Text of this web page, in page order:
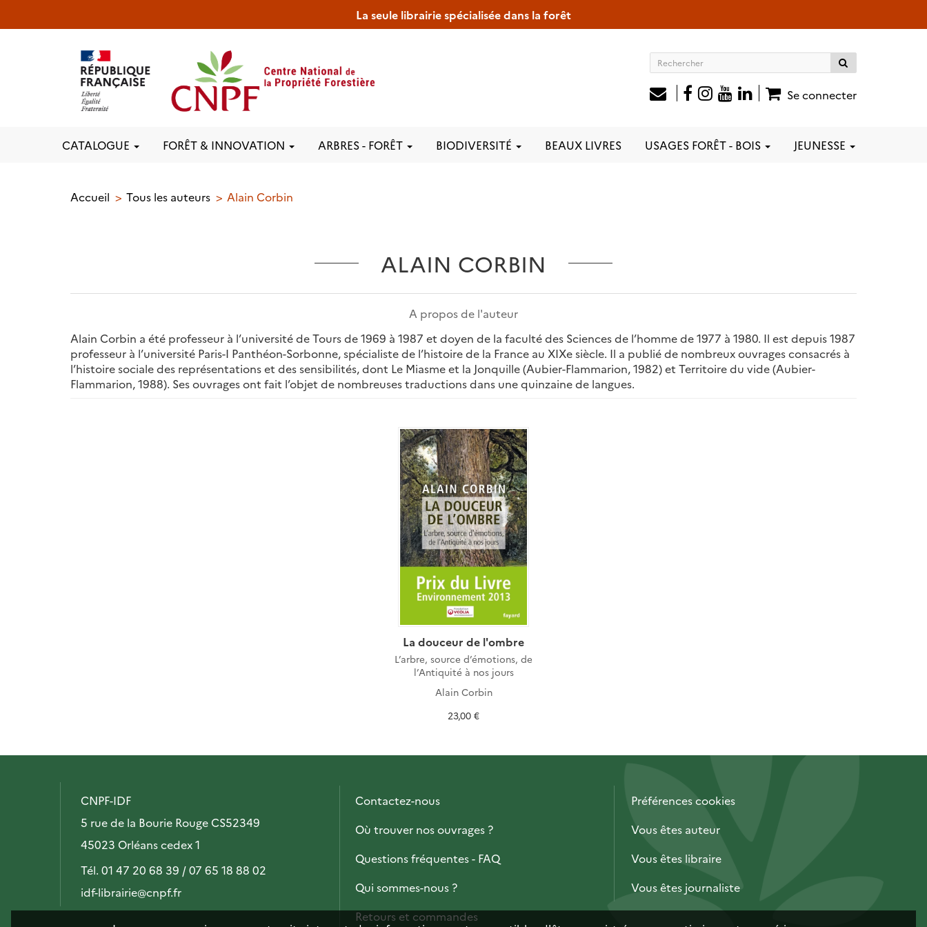
La seule librairie spécialisée dans la forêt
Rechercher
site
Se connecter
CATALOGUE FORÊT & INNOVATION ARBRES - FORÊT BIODIVERSITÉ BEAUX LIVRES USAGES FORÊT - BOIS JEUNESSE
Accueil Tous les auteurs Alain Corbin
ALAIN CORBIN
A propos de l'auteur
Alain Corbin a été professeur à l’université de Tours de 1969 à 1987 et doyen de la faculté des Sciences de l’homme de 1977 à 1980. Il est depuis 1987
professeur à l’université Paris-I Panthéon-Sorbonne, spécialiste de l’histoire de la France au XIXe siècle. Il a publié de nombreux ouvrages consacrés à
l’histoire sociale des représentations et des sensibilités, dont Le Miasme et la Jonquille (Aubier-Flammarion, 1982) et Territoire du vide (Aubier-
Flammarion, 1988). Ses ouvrages ont fait l’objet de nombreuses traductions dans une quinzaine de langues.
La douceur de l'ombre
L’arbre, source d’émotions, de
l’Antiquité à nos jours
Alain Corbin
23,00 €
CNPF-IDF
5 rue de la Bourie Rouge CS52349
45023 Orléans cedex 1
Tél. 01 47 20 68 39 / 07 65 18 88 02
idf-librairie@cnpf.fr
Contactez-nous
Où trouver nos ouvrages ?
Questions fréquentes - FAQ
Qui sommes-nous ?
Retours et commandes
Préférences cookies
Vous êtes auteur
Vous êtes libraire
Vous êtes journaliste